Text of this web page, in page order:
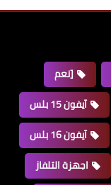
[نعم
آيفون 15 بلس
آيفون 16 بلس
اجهزة التلفاز